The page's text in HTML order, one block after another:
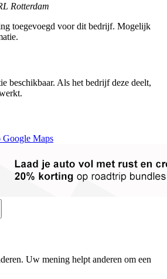
Rotterdam
toegevoegd voor dit bedrijf. Mogelijk
beschikbaar. Als het bedrijf deze deelt,
Uw mening helpt anderen om een